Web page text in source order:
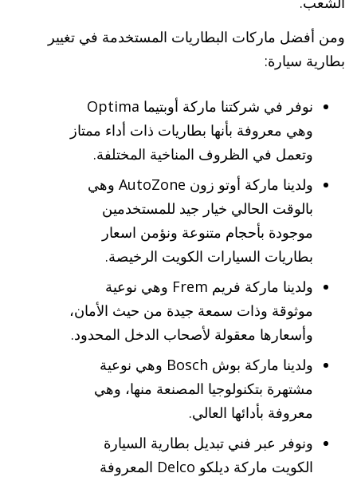
ومن أفضل ماركات البطاريات المستخدمة في تغيير
بطارية سيارة:
نوفر في شركتنا ماركة أوبتيما Optima
وهي معروفة بأنها بطاريات ذات أداء ممتاز
وتعمل في الظروف المناخية المختلفة.
ولدينا ماركة أوتو زون AutoZone وهي
بالوقت الحالي خيار جيد للمستخدمين
موجودة بأحجام متنوعة ونؤمن اسعار
بطاريات السيارات الكويت الرخيصة.
ولدينا ماركة فريم Frem وهي نوعية
موثوقة وذات سمعة جيدة من حيث الأمان،
وأسعارها معقولة لأصحاب الدخل المحدود.
ولدينا ماركة بوش Bosch وهي نوعية
مشتهرة بتكنولوجيا المصنعة منها، وهي
معروفة بأدائها العالي.
ونوفر عبر فني تبديل بطارية السيارة
الكويت ماركة ديلكو Delco المعروفة